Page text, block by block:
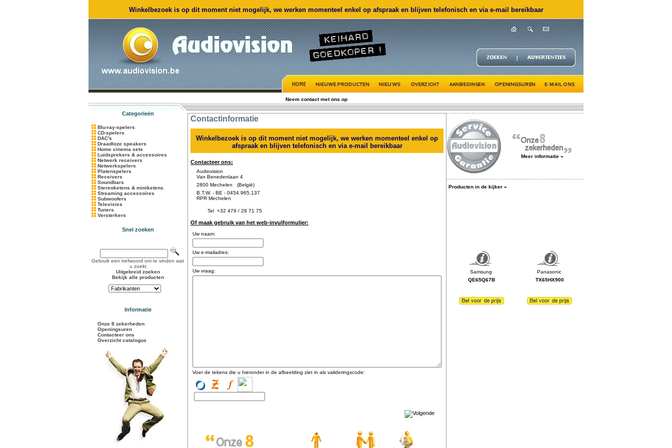
Winkelbezoek is op dit moment niet mogelijk, we werken momenteel enkel op afspraak en blijven telefonisch en via e-mail bereikbaar
Neem contact met ons op
Categorieën
Blu-ray-spelers
CD-spelers
DAC's
Draadloze speakers
Home cinema sets
Luidsprekers & accessoires
Netwerk receivers
Netwerkspelers
Platenspelers
Receivers
Soundbars
Stereoketens & miniketens
Streaming accessoires
Subwoofers
Televisies
Tuners
Versterkers
Snel zoeken
Gebruik een trefwoord om te vinden wat
u zoekt
Uitgebreid zoeken
Bekijk alle producten
Informatie
Onze 8 zekerheden
Openingsuren
Contacteer ons
Overzicht catalogus
Contactinformatie
Winkelbezoek is op dit moment niet mogelijk, we werken momenteel enkel op
afspraak en blijven telefonisch en via e-mail bereikbaar
Contacteer ons:
Audiovision
Van Benedenlaan 4
2800 Mechelen (België)
B.T.W. - BE - 0454.965.137
RPR Mechelen
Tel +32 479 / 28 71 75
Of maak gebruik van het web-invulformulier:
Uw naam:
Uw e-mailadres:
Uw vraag:
Voer de tekens die u hieronder in de afbeelding ziet in als valideringscode:
Meer informatie »
Producten in de kijker »
QE65Q67B TX65HX900